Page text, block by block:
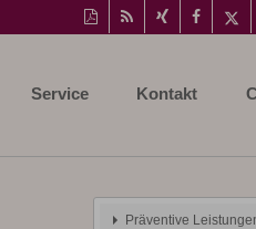
Diese
Seite
drucken
RSS-
Feed
Auf
Xing
Auf
Service Kontakt
Präventive